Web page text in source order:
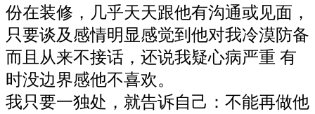
份在装修，几乎天天跟他有沟通或见面，
只要谈及感情明显感觉到他对我冷漠防备
而且从来不接话，还说我疑心病严重 有
时没边界感他不喜欢。
我只要一独处，就告诉自己：不能再做他